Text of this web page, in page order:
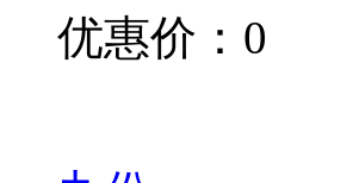
优惠价：0